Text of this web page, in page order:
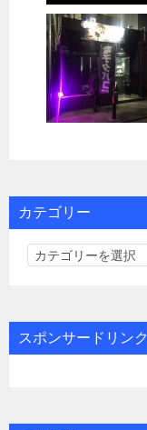
カテゴリー
カ
リ
ー
スポンサードリンク